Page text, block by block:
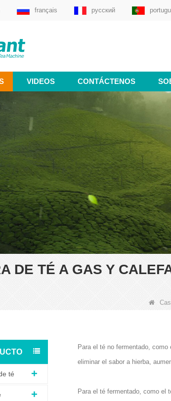
français русский
VIDEOS CONTÁCTENOS
DE TÉ A GAS Y
té
Para el té no fermentado,
eliminar el sabor a hierba,
Para el té fermentado, como el